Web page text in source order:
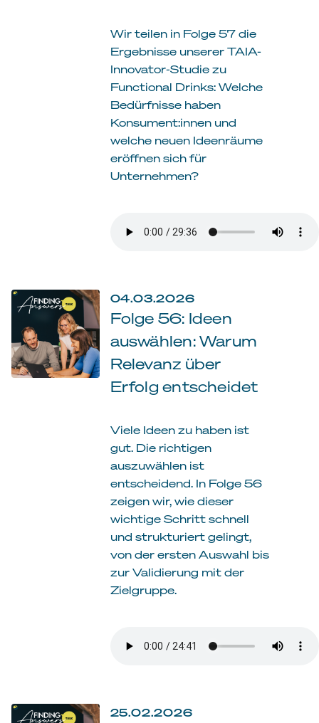
Wir teilen in Folge 57 die
Ergebnisse unserer TAIA-
Innovator-Studie zu
Functional Drinks: Welche
Bedürfnisse haben
Konsument:innen und
welche neuen Ideenräume
eröffnen sich für
Unternehmen?
04.03.2026
Folge 56: Ideen
auswählen: Warum
Relevanz über
Erfolg entscheidet
Viele Ideen zu haben ist
gut. Die richtigen
auszuwählen ist
entscheidend. In Folge 56
zeigen wir, wie dieser
wichtige Schritt schnell
und strukturiert gelingt,
von der ersten Auswahl bis
zur Validierung mit der
Zielgruppe.
25.02.2026